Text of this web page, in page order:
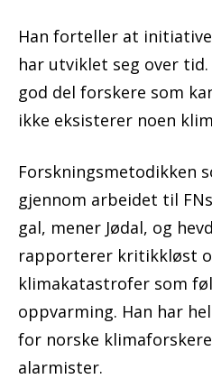
Han forteller at
har utviklet seg over tid.
god del forskere som
ikke eksisterer noen
Forskningsmetodikken
gjennom arbeidet til
gal, mener Jødal, og
rapporterer kritikkløst
klimakatastrofer som
oppvarming. Han har
for norske
alarmister.